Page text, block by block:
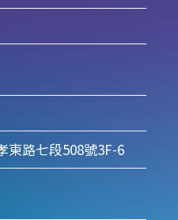
東路七段508號3F-6